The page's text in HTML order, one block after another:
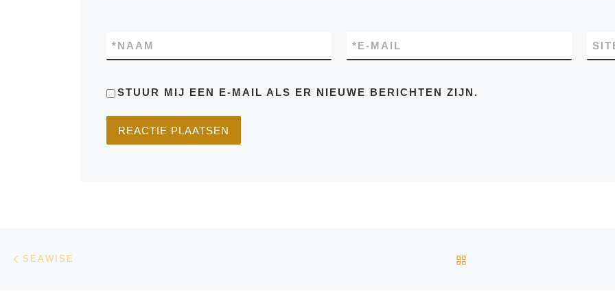
NAAM
* E-MAIL
*
STUUR MIJ EEN E-MAIL ALS ER NIEUWE BERICHTEN ZIJN.
Bericht navigatie
SEAWISE